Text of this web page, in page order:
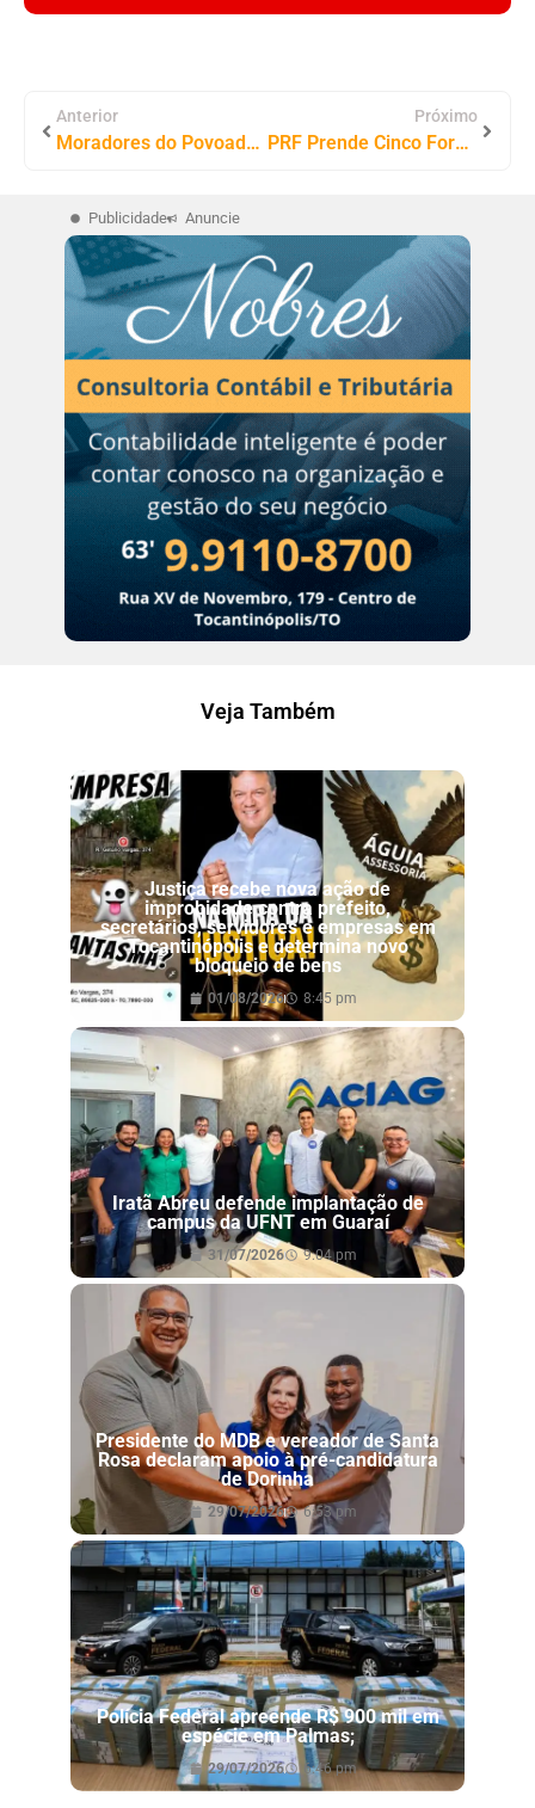
Anterior
Moradores do Povoado Olho D’água Acusam Prefeitura de Limpar Cemitério com Fogo
Próximo
PRF Prende Cinco Foragidos em fiscalizações na BR-153 no Tocantins Durante o Fim de Semana
Publicidade Anuncie
Veja Também
Justiça recebe nova ação de
improbidade contra prefeito,
secretários, servidores e empresas em
Tocantinópolis e determina novo
bloqueio de bens
01/08/2026 8:45 pm
Iratã Abreu defende implantação de
campus da UFNT em Guaraí
31/07/2026 9:04 pm
Presidente do MDB e vereador de Santa
Rosa declaram apoio à pré-candidatura
de Dorinha
29/07/2026 6:53 pm
Polícia Federal apreende R$ 900 mil em
espécie em Palmas;
29/07/2026 6:46 pm